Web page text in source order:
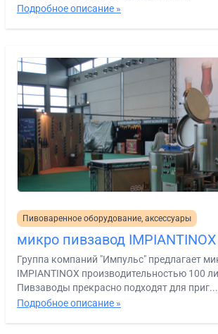
Подробное описание »
Пивоваренное оборудование, аксессуары
микро пивзавод IMPIANTINOX
Группа компаний "Импульс" предлагает
IMPIANTINOX производительностью 100
Пивзаводы прекрасно подходят для приг...
Подробное описание »